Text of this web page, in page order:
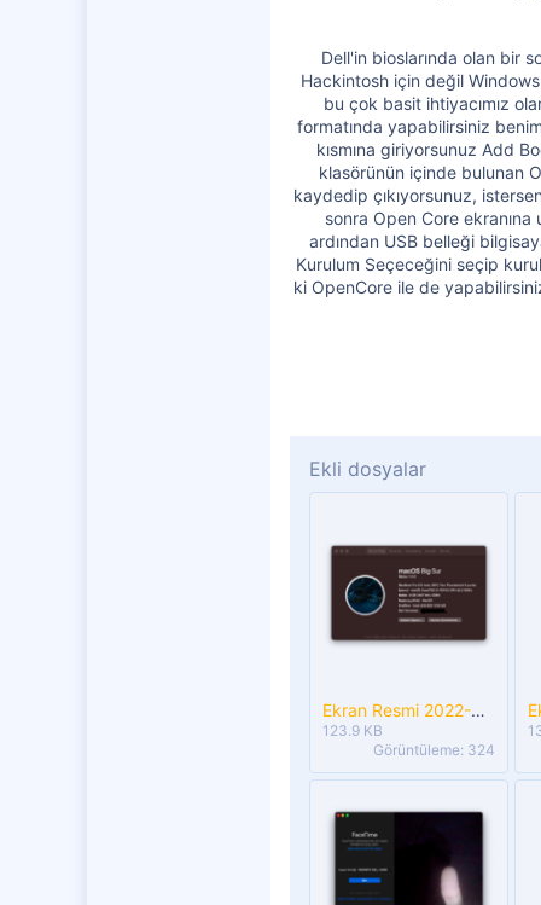
Dell'in bioslarında olan bir
Hackintosh için değil
bu çok basit ihtiyacımız
formatında yapabilirsiniz
kısmına giriyorsunuz Add
klasörünün içinde bulunan
kaydedip çıkıyorsunuz,
sonra Open Core
ardından USB belleği
Kurulum Seçeceğini seçip
ki OpenCore ile de
Ekli dosyalar
Ekran Resmi 2022-08-11 21.11.25.png
123.9 KB
Görüntüleme: 324